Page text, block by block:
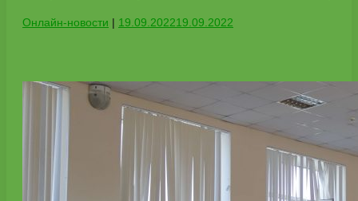
Онлайн-новости | 19.09.202219.09.2022